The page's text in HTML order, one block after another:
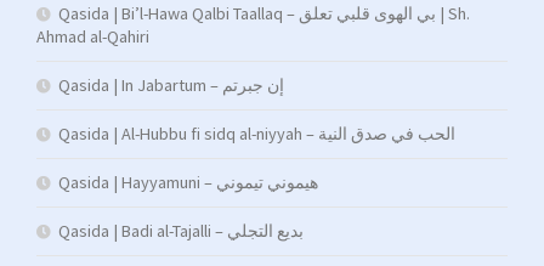
Qasida | Bi’l-Hawa Qalbi Taallaq – بي الهوى قلبي تعلق | Sh.
Ahmad al-Qahiri
Qasida | In Jabartum – إن جبرتم
Qasida | Al-Hubbu fi sidq al-niyyah – الحب في صدق النية
Qasida | Hayyamuni – هيموني تيموني
Qasida | Badi al-Tajalli – بديع التجلي